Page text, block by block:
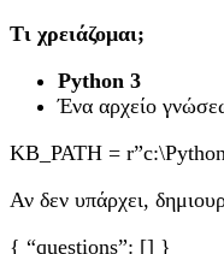
Τι χρειάζομαι;
Python 3
Ένα αρχείο
KB_PATH =
Αν δεν υπάρχει,
{ “questions”: [] }